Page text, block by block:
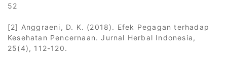
52
[2] Anggraeni, D. K. (2018). Efek Pegagan terhadap
Kesehatan Pencernaan. Jurnal Herbal Indonesia,
25(4), 112-120.